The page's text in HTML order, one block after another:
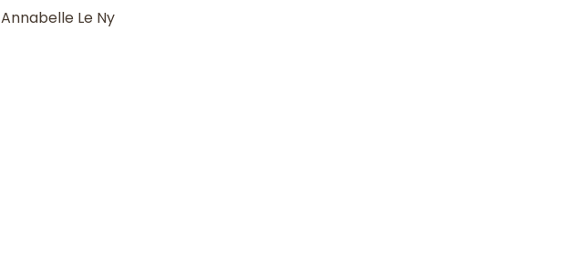
Annabelle Le Ny